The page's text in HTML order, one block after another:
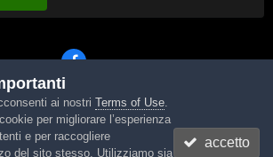
Tema Contattaci Cookies
Powered by Invision Community
ai nostri Terms of Use.
per migliorare l’esperienza
e per raccogliere
del sito stesso. Utilizziamo sia
accetto